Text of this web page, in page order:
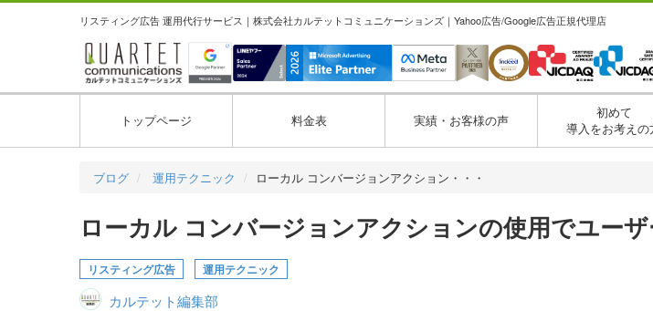
リスティング広告 運用代行サービス｜株式会社カルテットコミュニケーションズ｜Yahoo広告/Google広告正規代理店
トップページ 料金表 実績・お客様の声
初めて
導入をお考えの
ブログ 運用テクニック ローカル コンバージョンアクション・・・
ローカル コンバージョンアクションの使用でユー
リスティング広告 運用テクニック
カルテット編集部